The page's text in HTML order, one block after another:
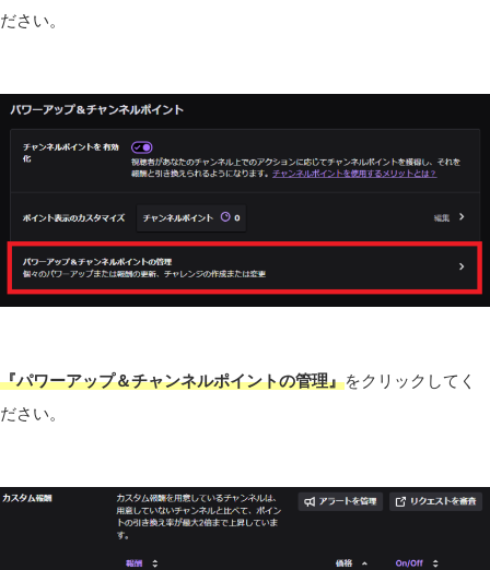
ださい。
『パワーアップ＆チャンネルポイントの管理』をクリックしてく
ださい。